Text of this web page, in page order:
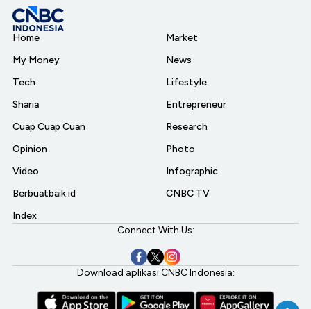
Home
My Money
Tech
Sharia
Cuap Cuap Cuan
Opinion
Video
Berbuatbaik.id
Index
Market
News
Lifestyle
Entrepreneur
Research
Photo
Infographic
CNBC TV
Connect With Us:
Download aplikasi CNBC Indonesia: